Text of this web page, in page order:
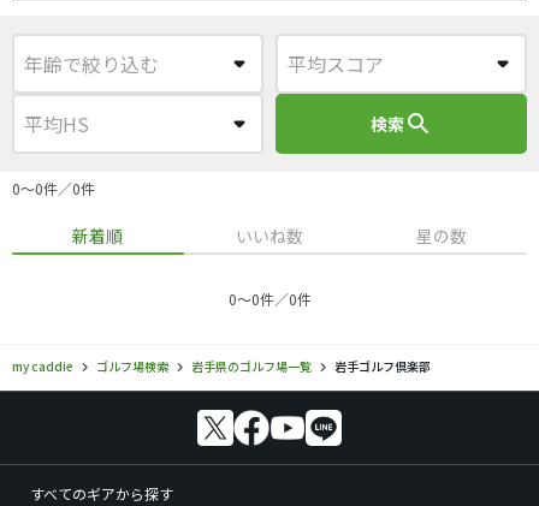
検索search
0〜0件／0件
新着順 いいね数 星の数
0〜0件／0件
my caddie ゴルフ場検索 岩手県のゴルフ場一覧 岩手ゴルフ倶楽部
すべてのギアから探す